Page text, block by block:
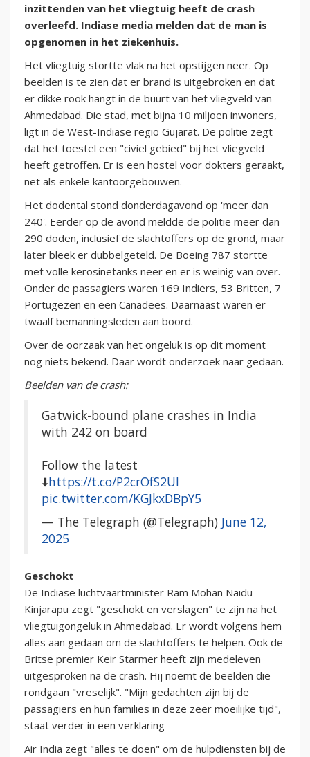
inzittenden van het vliegtuig heeft de crash
overleefd. Indiase media melden dat de man is
opgenomen in het ziekenhuis.
Het vliegtuig stortte vlak na het opstijgen neer. Op
beelden is te zien dat er brand is uitgebroken en dat
er dikke rook hangt in de buurt van het vliegveld van
Ahmedabad. Die stad, met bijna 10 miljoen inwoners,
ligt in de West-Indiase regio Gujarat. De politie zegt
dat het toestel een "civiel gebied" bij het vliegveld
heeft getroffen. Er is een hostel voor dokters geraakt,
net als enkele kantoorgebouwen.
Het dodental stond donderdagavond op 'meer dan
240'. Eerder op de avond meldde de politie meer dan
290 doden, inclusief de slachtoffers op de grond, maar
later bleek er dubbelgeteld. De Boeing 787 stortte
met volle kerosinetanks neer en er is weinig van over.
Onder de passagiers waren 169 Indiërs, 53 Britten, 7
Portugezen en een Canadees. Daarnaast waren er
twaalf bemanningsleden aan boord.
Over de oorzaak van het ongeluk is op dit moment
nog niets bekend. Daar wordt onderzoek naar gedaan.
Beelden van de crash:
Gatwick-bound plane crashes in India
with 242 on board
Follow the latest
⬇️https://t.co/P2crOfS2Ul
pic.twitter.com/KGJkxDBpY5
— The Telegraph (@Telegraph) June 12,
2025
Geschokt
De Indiase luchtvaartminister Ram Mohan Naidu
Kinjarapu zegt "geschokt en verslagen" te zijn na het
vliegtuigongeluk in Ahmedabad. Er wordt volgens hem
alles aan gedaan om de slachtoffers te helpen. Ook de
Britse premier Keir Starmer heeft zijn medeleven
uitgesproken na de crash. Hij noemt de beelden die
rondgaan "vreselijk". "Mijn gedachten zijn bij de
passagiers en hun families in deze zeer moeilijke tijd",
staat verder in een verklaring
Air India zegt "alles te doen" om de hulpdiensten bij de